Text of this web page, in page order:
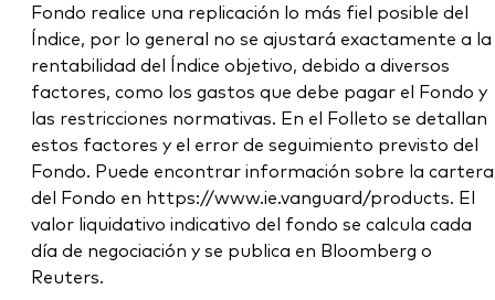
Fondo realice una replicación lo más fiel posible del
Índice, por lo general no se ajustará exactamente a la
rentabilidad del Índice objetivo, debido a diversos
factores, como los gastos que debe pagar el Fondo y
las restricciones normativas. En el Folleto se detallan
estos factores y el error de seguimiento previsto del
Fondo. Puede encontrar información sobre la cartera
del Fondo en https://www.ie.vanguard/products. El
valor liquidativo indicativo del fondo se calcula cada
día de negociación y se publica en Bloomberg o
Reuters.